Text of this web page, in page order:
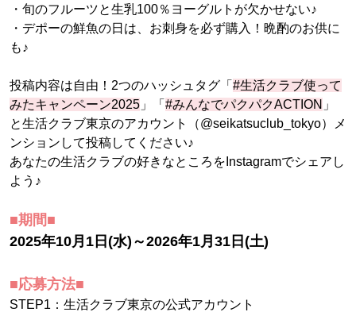
・旬のフルーツと生乳100％ヨーグルトが欠かせない♪
・デポーの鮮魚の日は、お刺身を必ず購入！晩酌のお供に
も♪
投稿内容は自由！2つのハッシュタグ「 #生活クラブ使って
みたキャンペーン2025 」「 #みんなでパクパクACTION 」
と生活クラブ東京のアカウント（@seikatsuclub_tokyo）メ
ンションして投稿してください♪
あなたの生活クラブの好きなところをInstagramでシェアし
よう♪
■期間■
2025年10月1日(水)～2026年1月31日(土)
■応募方法■
STEP1：生活クラブ東京の公式アカウント